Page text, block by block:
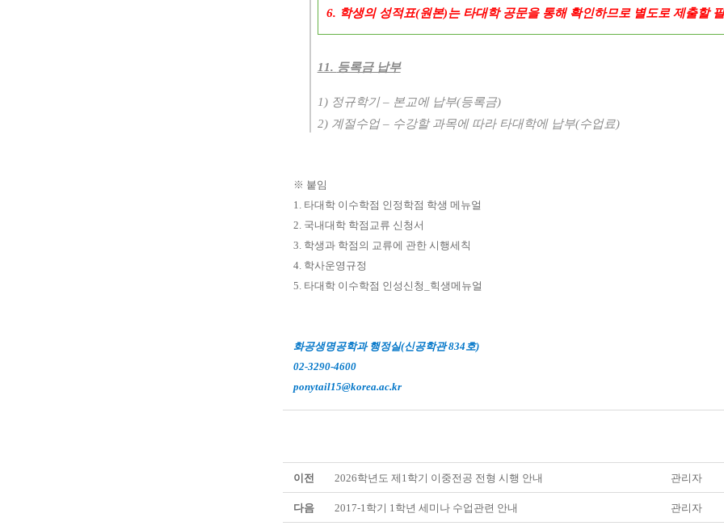
6. 학생의 성적표(원본)는 타대학 공문을 통해 확인하므로 별도로 제출할
11. 등록금 납부
1) 정규학기– 본교에 납부(등록금)
2) 계절수업– 수강할 과목에 따라 타대학에 납부(수업료)
※ 붙임
1. 타대학 이수학점 인정학점 학생 메뉴얼
2. 국내대학 학점교류 신청서
3. 학생과 학점의 교류에 관한 시행세칙
4. 학사운영규정
5. 타대학 이수학점 인성신청_힉생메뉴얼
화공생명공학과 행정실(신공학관 834호)
02-3290-4600
ponytail15@korea.ac.kr
이전 2026학년도 제1학기 이중전공 전형 시행 안내 관리자
다음 2017-1학기 1학년 세미나 수업관련 안내 관리자